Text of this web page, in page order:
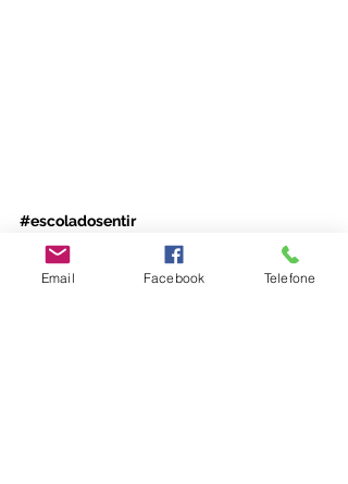
#escoladosentir
Parentalidade
Email Facebook Telefone